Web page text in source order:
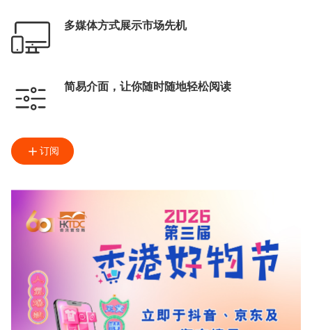
多媒体方式展示市场先机
简易介面，让你随时随地轻松阅读
订阅